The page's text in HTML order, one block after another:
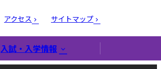
アクセス サイトマップ
入試・入学情報